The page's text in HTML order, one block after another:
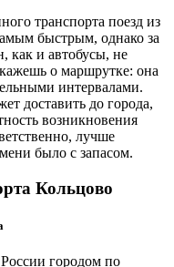
транспорта поезд из
быстрым, однако за
как и автобусы, не
о маршрутке: она
интервалами.
доставить до города,
возникновения
лучше
было с запасом.
Кольцово
городом по